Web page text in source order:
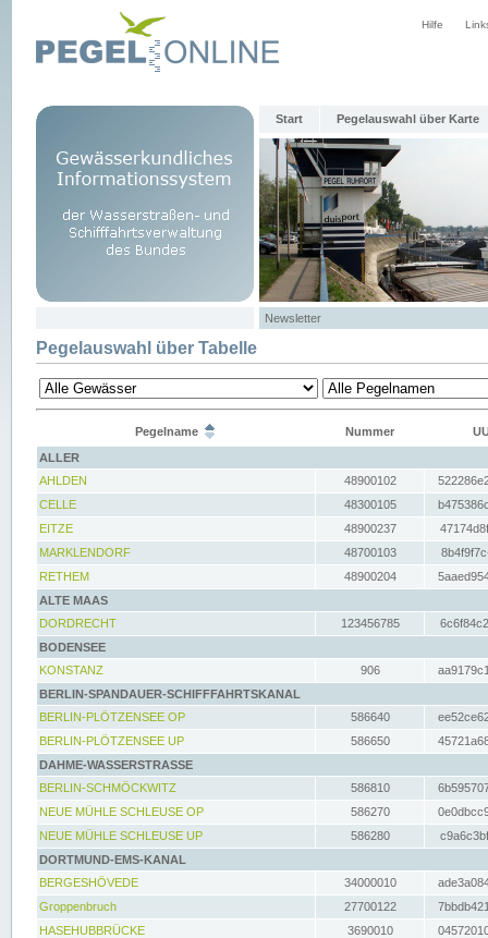
Hilfe
Start Pegelauswahl über Karte
Newsletter
Pegelauswahl über Tabelle
Pegelname Nummer
ALLER
AHLDEN
48900102
CELLE
48300105
EITZE
48900237
MARKLENDORF
48700103
RETHEM
48900204
ALTE MAAS
DORDRECHT
123456785
BODENSEE
KONSTANZ
906
BERLIN-SPANDAUER-SCHIFFFAHRTSKANAL
BERLIN-PLÖTZENSEE OP
586640
BERLIN-PLÖTZENSEE UP
586650
DAHME-WASSERSTRASSE
BERLIN-SCHMÖCKWITZ
586810
NEUE MÜHLE SCHLEUSE OP
586270
NEUE MÜHLE SCHLEUSE UP
586280
DORTMUND-EMS-KANAL
BERGESHÖVEDE
34000010
Groppenbruch
27700122
HASEHUBBRÜCKE
3690010